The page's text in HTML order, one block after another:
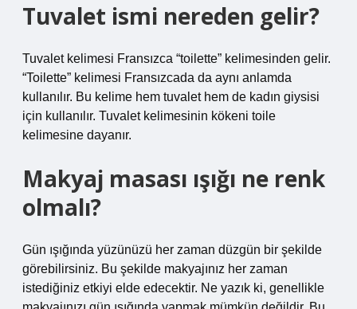
Tuvalet ismi nereden gelir?
Tuvalet kelimesi Fransızca “toilette” kelimesinden gelir.
“Toilette” kelimesi Fransızcada da aynı anlamda
kullanılır. Bu kelime hem tuvalet hem de kadın giysisi
için kullanılır. Tuvalet kelimesinin kökeni toile
kelimesine dayanır.
Makyaj masası ışığı ne renk
olmalı?
Gün ışığında yüzünüzü her zaman düzgün bir şekilde
görebilirsiniz. Bu şekilde makyajınız her zaman
istediğiniz etkiyi elde edecektir. Ne yazık ki, genellikle